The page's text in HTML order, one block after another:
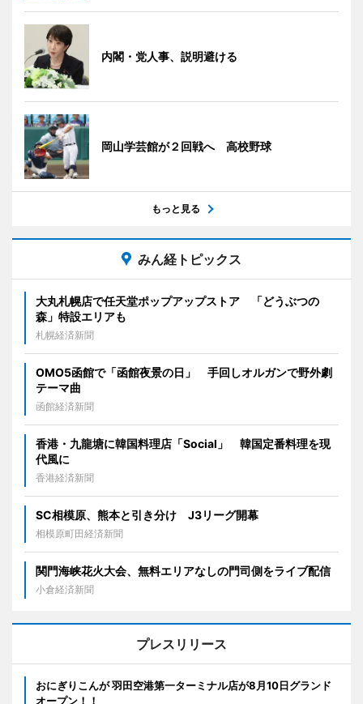
内閣・党人事、説明避ける
岡山学芸館が２回戦へ 高校野球
もっと見る
みん経トピックス
大丸札幌店で任天堂ポップアップストア 「どうぶつの
森」特設エリアも
札幌経済新聞
OMO5函館で「函館夜景の日」 手回しオルガンで野外劇
テーマ曲
函館経済新聞
香港・九龍塘に韓国料理店「Social」 韓国定番料理を現
代風に
香港経済新聞
SC相模原、熊本と引き分け J3リーグ開幕
相模原町田経済新聞
関門海峡花火大会、無料エリアなしの門司側をライブ配信
小倉経済新聞
プレスリリース
おにぎりこんが 羽田空港第一ターミナル店が8月10日グランド
オープン！！